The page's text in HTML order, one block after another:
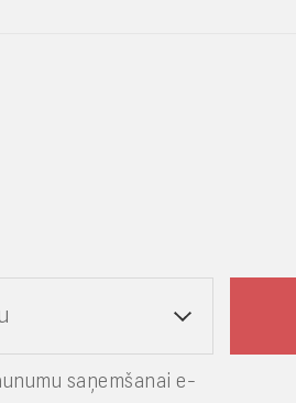
saņemšanai e-